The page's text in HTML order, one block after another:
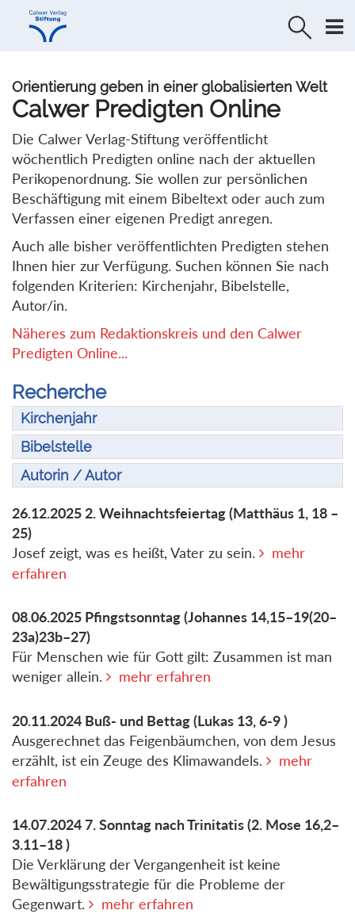
Direkt
Direkt
Orientierung geben in einer globalisierten Welt
Calwer Predigten Online
Die Calwer Verlag-Stiftung veröffentlicht
wöchentlich Predigten online nach der aktuellen
Perikopenordnung. Sie wollen zur persönlichen
Beschäftigung mit einem Bibeltext oder auch zum
Verfassen einer eigenen Predigt anregen.
Auch alle bisher veröffentlichten Predigten stehen
Ihnen hier zur Verfügung. Suchen können Sie nach
folgenden Kriterien: Kirchenjahr, Bibelstelle,
Autor/in.
Näheres zum Redaktionskreis und den Calwer
Predigten Online...
Recherche
Kirchenjahr
Bibelstelle
Autorin / Autor
26.12.2025 2. Weihnachtsfeiertag(Matthäus 1, 18 –
25)
Josef zeigt, was es heißt, Vater zu sein.
mehr
erfahren
08.06.2025 Pfingstsonntag(Johannes 14,15–19(20–
23a)23b–27)
Für Menschen wie für Gott gilt: Zusammen ist man
weniger allein.
mehr erfahren
20.11.2024 Buß- und Bettag(Lukas 13, 6-9 )
Ausgerechnet das Feigenbäumchen, von dem Jesus
erzählt, ist ein Zeuge des Klimawandels.
mehr
erfahren
14.07.20247. Sonntag nach Trinitatis(2. Mose 16,2–
3.11–18 )
Die Verklärung der Vergangenheit ist keine
Bewältigungsstrategie für die Probleme der
Gegenwart.
mehr erfahren